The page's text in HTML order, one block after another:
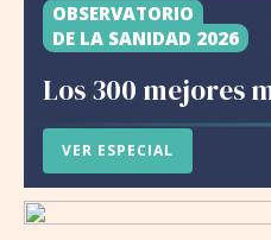
OBSERVATORIO
DE LA SANIDAD 2026
Los 300 mejores
VER ESPECIAL